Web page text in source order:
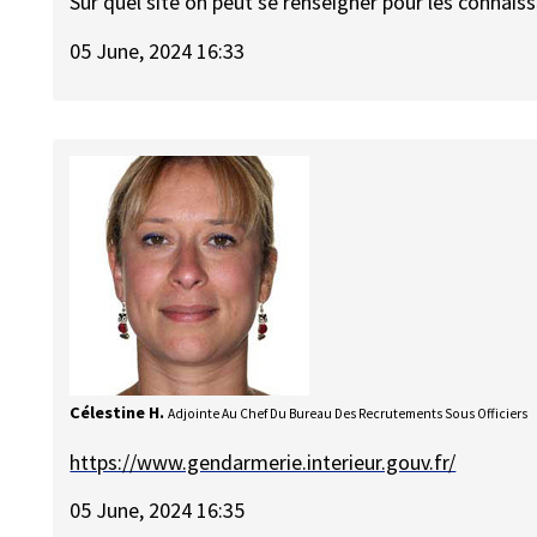
05 June, 2024 16:33
Célestine H. Adjointe Au Chef Du Bureau Des Recrutements Sous Officiers
https://www.gendarmerie.interieur.gouv.fr/
05 June, 2024 16:35